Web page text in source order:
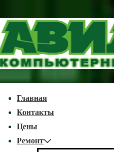
Перейти
к
основному
содержимому
Главная
Контакты
Цены
Ремонт